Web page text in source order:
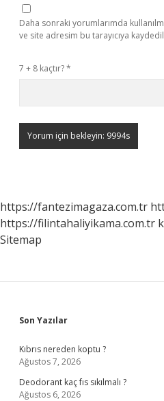
Daha sonraki yorumlarımda
ve site adresim bu tarayıcıya
7 + 8 kaçtır?*
https://fantezimagaza.com.tr
https://filintahaliyikama.com.tr
Sitemap
Sidebar
Son Yazılar
Kıbrıs nereden koptu ?
Ağustos 7, 2026
Deodorant kaç fıs sıkılmalı ?
Ağustos 6, 2026